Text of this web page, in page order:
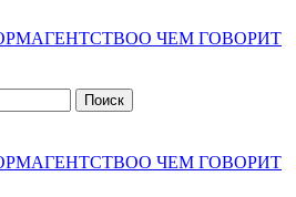
О ЧЕМ ГОВОРИТ
О ЧЕМ ГОВОРИТ